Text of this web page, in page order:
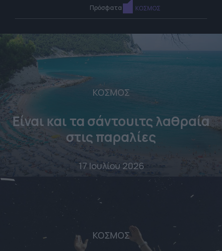
Πρόσφατα ΚΟΣΜΟΣ
ΚΟΣΜΟΣ
Είναι και τα σάντουιτς λαθραία
στις παραλίες
17 Ιουλίου 2026
ΚΟΣΜΟΣ